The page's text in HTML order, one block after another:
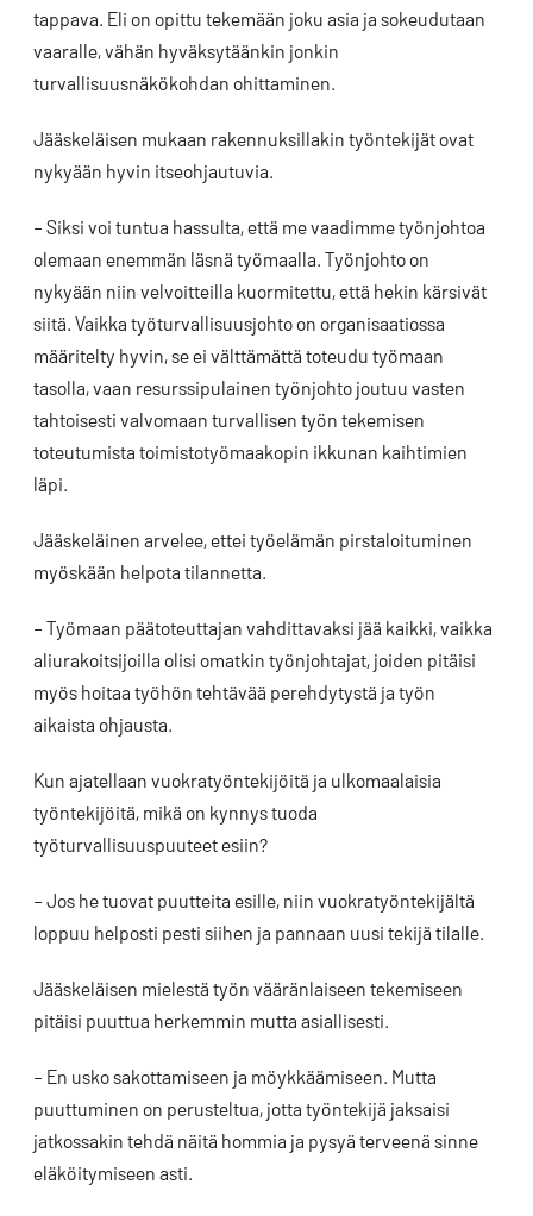
tappava. Eli on opittu tekemään joku asia ja sokeudutaan
vaaralle, vähän hyväksytäänkin jonkin
turvallisuusnäkökohdan ohittaminen.
Jääskeläisen mukaan rakennuksillakin työntekijät ovat
nykyään hyvin itseohjautuvia.
– Siksi voi tuntua hassulta, että me vaadimme työnjohtoa
olemaan enemmän läsnä työmaalla. Työnjohto on
nykyään niin velvoitteilla kuormitettu, että hekin kärsivät
siitä. Vaikka työturvallisuusjohto on organisaatiossa
määritelty hyvin, se ei välttämättä toteudu työmaan
tasolla, vaan resurssipulainen työnjohto joutuu vasten
tahtoisesti valvomaan turvallisen työn tekemisen
toteutumista toimistotyömaakopin ikkunan kaihtimien
läpi.
Jääskeläinen arvelee, ettei työelämän pirstaloituminen
myöskään helpota tilannetta.
– Työmaan päätoteuttajan vahdittavaksi jää kaikki, vaikka
aliurakoitsijoilla olisi omatkin työnjohtajat, joiden pitäisi
myös hoitaa työhön tehtävää perehdytystä ja työn
aikaista ohjausta.
Kun ajatellaan vuokratyöntekijöitä ja ulkomaalaisia
työntekijöitä, mikä on kynnys tuoda
työturvallisuuspuuteet esiin?
– Jos he tuovat puutteita esille, niin vuokratyöntekijältä
loppuu helposti pesti siihen ja pannaan uusi tekijä tilalle.
Jääskeläisen mielestä työn vääränlaiseen tekemiseen
pitäisi puuttua herkemmin mutta asiallisesti.
– En usko sakottamiseen ja möykkäämiseen. Mutta
puuttuminen on perusteltua, jotta työntekijä jaksaisi
jatkossakin tehdä näitä hommia ja pysyä terveenä sinne
eläköitymiseen asti.